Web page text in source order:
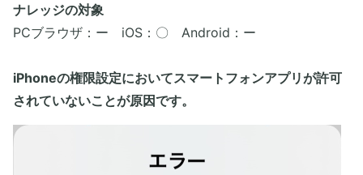
ナレッジの対象
PCブラウザ：ー iOS：〇 Android：ー
iPhoneの権限設定においてスマートフォンアプリが許可
されていないことが原因です。